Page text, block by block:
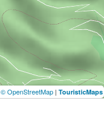
© OpenStreetMap | TouristicMaps